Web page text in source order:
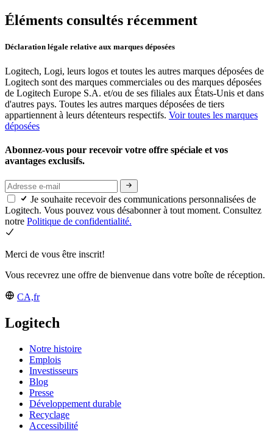
Éléments consultés récemment
Déclaration légale relative aux marques déposées
Logitech, Logi, leurs logos et toutes les autres marques déposées de
Logitech sont des marques commerciales ou des marques déposées
de Logitech Europe S.A. et/ou de ses filiales aux États-Unis et dans
d'autres pays. Toutes les autres marques déposées de tiers
appartiennent à leurs détenteurs respectifs. Voir toutes les marques
déposées
Abonnez-vous pour recevoir votre offre spéciale et vos
avantages exclusifs.
Je souhaite recevoir des communications personnalisées de
Logitech. Vous pouvez vous désabonner à tout moment. Consultez
notre Politique de confidentialité.
Merci de vous être inscrit!
Vous recevrez une offre de bienvenue dans votre boîte de réception.
CA,fr
Logitech
Notre histoire
Emplois
Investisseurs
Blog
Presse
Développement durable
Recyclage
Accessibilité